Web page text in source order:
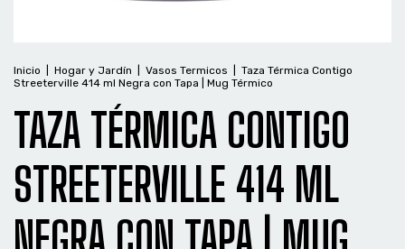
Inicio Hogar y Jardín Vasos Termicos
Taza Térmica Contigo
Streeterville 414 ml Negra con Tapa | Mug Térmico
TAZA TÉRMICA CONTIGO
STREETERVILLE 414 ML